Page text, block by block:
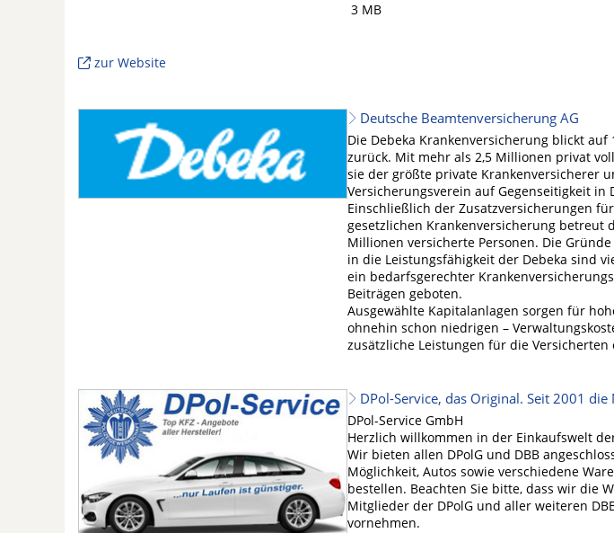
3 MB
zur Website
Deutsche Beamtenversicherung AG
Die Debeka Krankenversicherung blickt auf
zurück. Mit mehr als 2,5 Millionen privat
sie der größte private Krankenversicherer
Versicherungsverein auf Gegenseitigkeit in
Einschließlich der Zusatzversicherungen
gesetzlichen Krankenversicherung betreut
Millionen versicherte Personen. Die
in die Leistungsfähigkeit der Debeka sind
ein bedarfsgerechter
Beiträgen geboten.
Ausgewählte Kapitalanlagen sorgen für
ohnehin schon niedrigen –
zusätzliche Leistungen für die Versicherten
DPol-Service, das Original. Seit 2001 die
DPol-Service GmbH
Herzlich willkommen in der Einkaufswelt
Wir bieten allen DPolG und DBB
Möglichkeit, Autos sowie verschiedene
bestellen. Beachten Sie bitte, dass wir die
Mitglieder der DPolG und aller weiteren
vornehmen.